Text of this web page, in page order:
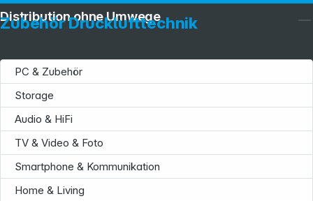
Zubehör Drucklufttechnik
PC & Zubehör
Storage
Audio & HiFi
TV & Video & Foto
Smartphone & Kommunikation
Home & Living
Distribution ohne Umwege